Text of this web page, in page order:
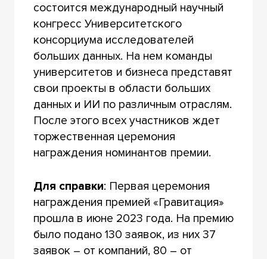
состоится международный научный
конгресс Университетского
консорциума исследователей
больших данных. На нем команды
университетов и бизнеса представят
свои проекты в области больших
данных и ИИ по различным отраслям.
После этого всех участников ждет
торжественная церемония
награждения номинантов премии.
Для справки: Первая церемония
награждения премией «Гравитация»
прошла в июне 2023 года. На премию
было подано 130 заявок, из них 37
заявок – от компаний, 80 – от